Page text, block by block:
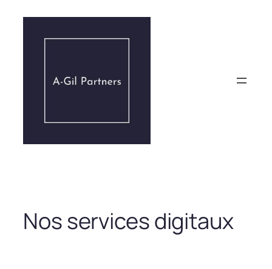
contenu
Nos services digitaux